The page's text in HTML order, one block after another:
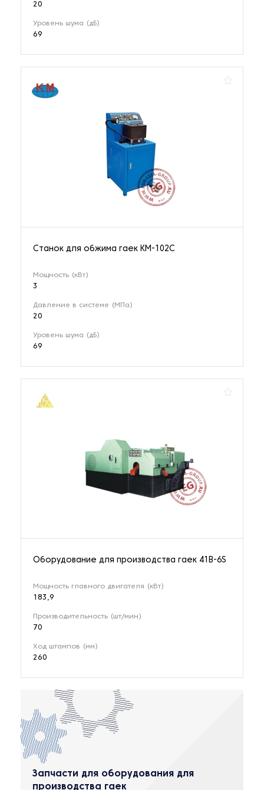
20
Уровень шума (дБ)
69
Станок для обжима гаек KM-102C
Мощность (кВт)
3
Давление в системе (МПа)
20
Уровень шума (дБ)
69
Оборудование для производства гаек 41B-6S
Мощность главного двигателя (кВт)
183,9
Производительность (шт/мин)
70
Ход штампов (мм)
260
Запчасти для оборудования для
производства гаек